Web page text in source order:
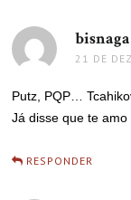
bisnaga
21 DE
Putz, PQP…
Já disse que te amo
RESPONDER